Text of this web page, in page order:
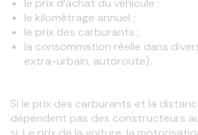
le prix d’achat du véhicule ;
le kilométrage annuel ;
le prix des carburants ;
la consommation réelle dans
extra-urbain, autoroute).
Si le prix des carburants et la
dépendent pas des constructeurs